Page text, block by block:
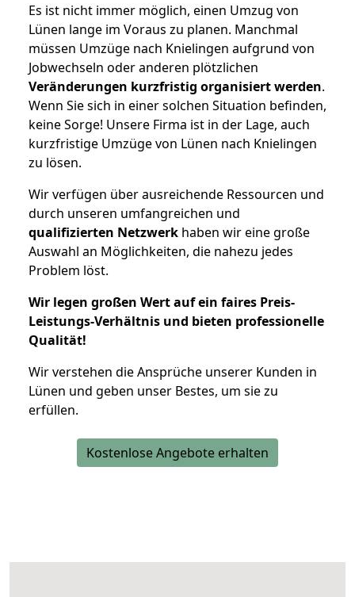
Es ist nicht immer möglich, einen Umzug von
Lünen lange im Voraus zu planen. Manchmal
müssen Umzüge nach Knielingen aufgrund von
Jobwechseln oder anderen plötzlichen
Veränderungen kurzfristig organisiert werden.
Wenn Sie sich in einer solchen Situation befinden,
keine Sorge! Unsere Firma ist in der Lage, auch
kurzfristige Umzüge von Lünen nach Knielingen
zu lösen.
Wir verfügen über ausreichende Ressourcen und
durch unseren umfangreichen und
qualifizierten Netzwerk haben wir eine große
Auswahl an Möglichkeiten, die nahezu jedes
Problem löst.
Wir legen großen Wert auf ein faires Preis-
Leistungs-Verhältnis und bieten professionelle
Qualität!
Wir verstehen die Ansprüche unserer Kunden in
Lünen und geben unser Bestes, um sie zu
erfüllen.
Kostenlose Angebote erhalten